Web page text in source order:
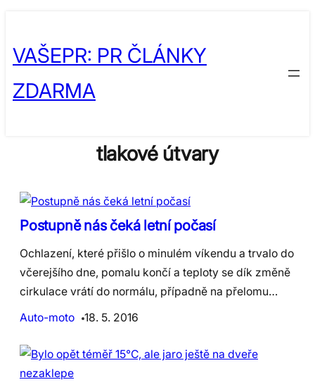
content
VAŠEPR: PR ČLÁNKY
ZDARMA
tlakové útvary
Postupně nás čeká letní počasí
Ochlazení, které přišlo o minulém víkendu a trvalo do
včerejšího dne, pomalu končí a teploty se dík změně
cirkulace vrátí do normálu, případně na přelomu…
Auto-moto
18. 5. 2016